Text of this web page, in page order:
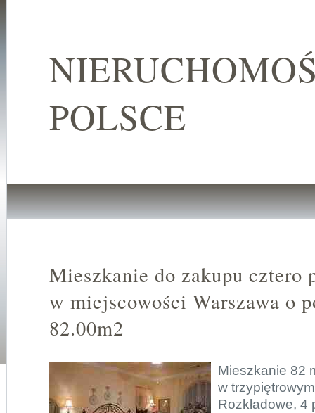
POLSCE
Mieszkanie do zakupu cztero
w miejscowości Warszawa o
82.00m2
Mieszkanie 82
w
Rozkładowe, 4